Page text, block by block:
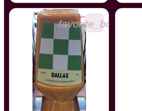
favorite_border